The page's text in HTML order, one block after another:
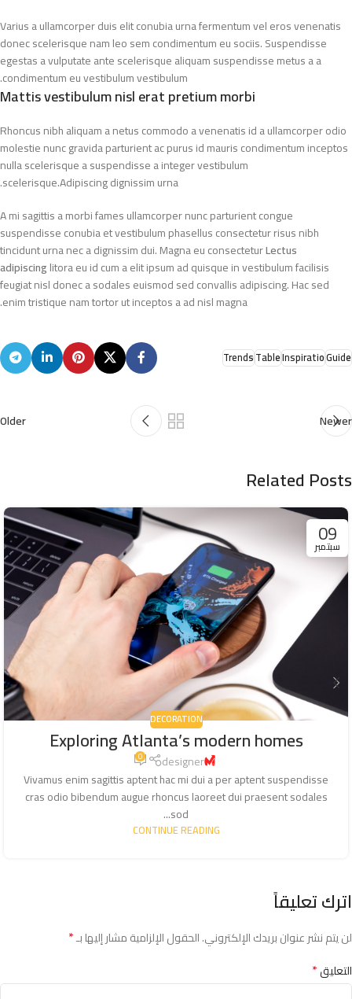
Varius a ullamcorper duis elit conubia urna fermentum vel eros venenatis
donec scelerisque nam leo sem condimentum eu sociis. Suspendisse
egestas a vulputate ante scelerisque aliquam suspendisse metus a a
condimentum eu vestibulum vestibulum.
Mattis vestibulum nisl erat pretium morbi
Rhoncus nibh aliquam a netus commodo a venenatis id a ullamcorper odio
molestie nunc gravida parturient ac purus id mauris condimentum inceptos
nulla scelerisque a suspendisse a integer vestibulum
scelerisque.Adipiscing dignissim urna.
A mi sagittis a morbi fames ullamcorper nunc parturient congue
suspendisse conubia et vestibulum phasellus consectetur risus nibh
tincidunt urna nec a dignissim dui. Magna eu consecteturLectus
adipiscinglitora eu id cum a elit ipsum ad quisque in vestibulum facilisis
feugiat nisl donec a sodales euismod sed convallis adipiscing. Hac sed
enim tristique nam tortor ut inceptos a ad nisl magna.
Guide
Inspiratio
Table
Trends
Newer
Older
Related Posts
09
سبتمبر
DECORATION
Exploring Atlanta’s modern homes
designer
0
Vivamus enim sagittis aptent hac mi dui a per aptent suspendisse
cras odio bibendum augue rhoncus laoreet dui praesent sodales
sod...
CONTINUE READING
اترك تعليقاً
لن يتم نشر عنوان بريدك الإلكتروني.الحقول الإلزامية مشار إليها بـ*
التعليق*